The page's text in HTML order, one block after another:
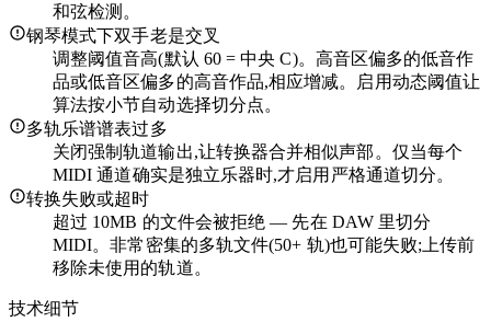
和弦检测。
钢琴模式下双手老是交叉
调整阈值音高(默认 60 = 中央 C)。高音区偏多的低音作
品或低音区偏多的高音作品,相应增减。启用动态阈值让
算法按小节自动选择切分点。
多轨乐谱谱表过多
关闭强制轨道输出,让转换器合并相似声部。仅当每个
MIDI 通道确实是独立乐器时,才启用严格通道切分。
转换失败或超时
超过 10MB 的文件会被拒绝 — 先在 DAW 里切分
MIDI。非常密集的多轨文件(50+ 轨)也可能失败;上传前
移除未使用的轨道。
技术细节